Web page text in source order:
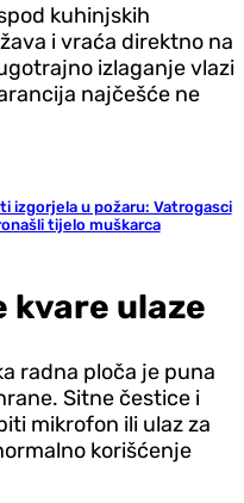
kuhinjskih
i vraća direktno na
izlaganje vlazi
najčešće ne
izgorjela u požaru: Vatrogasci
tijelo muškarca
kvare ulaze
radna ploča je puna
Sitne čestice i
mikrofon ili ulaz za
korišćenje